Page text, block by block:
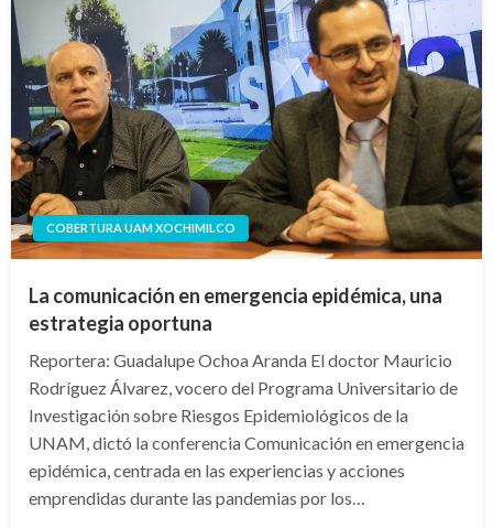
COBERTURA UAM XOCHIMILCO
La comunicación en emergencia epidémica, una
estrategia oportuna
Reportera: Guadalupe Ochoa Aranda El doctor Mauricio
Rodríguez Álvarez, vocero del Programa Universitario de
Investigación sobre Riesgos Epidemiológicos de la
UNAM, dictó la conferencia Comunicación en emergencia
epidémica, centrada en las experiencias y acciones
emprendidas durante las pandemias por los…